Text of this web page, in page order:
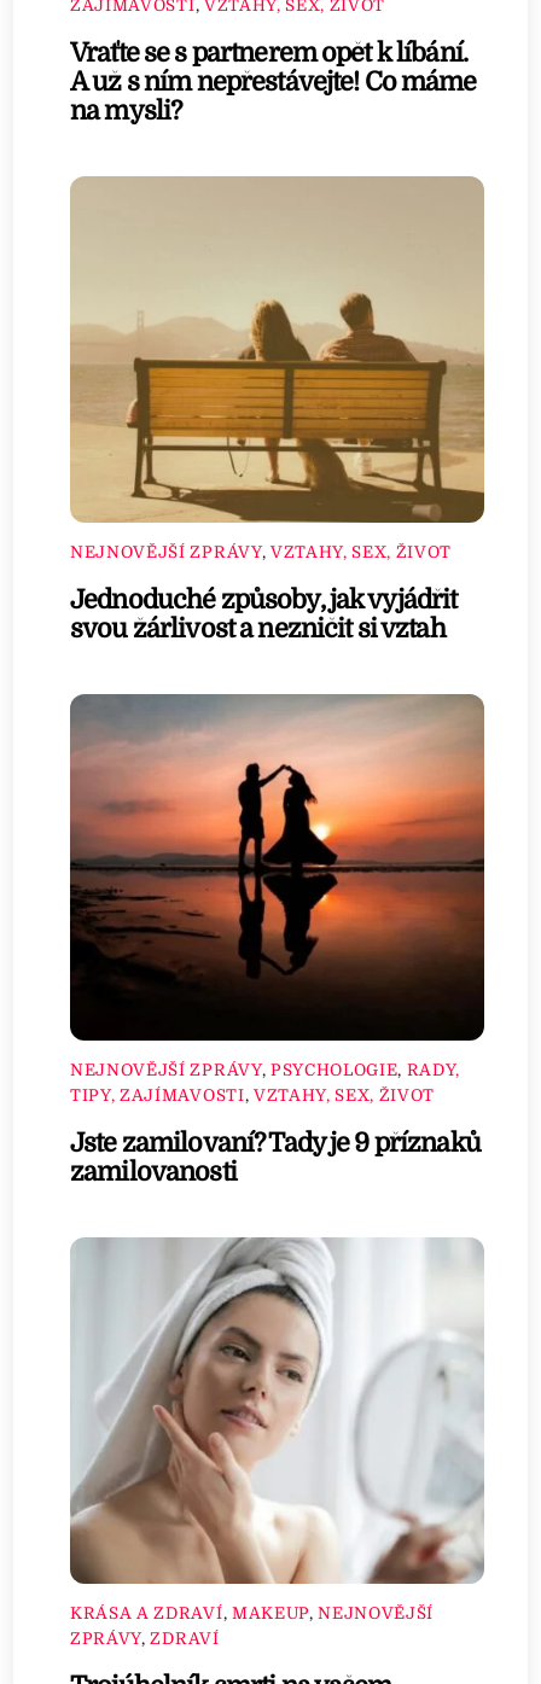
ZAJÍMAVOSTI, VZTAHY, SEX, ŽIVOT
Vraťte se s partnerem opět k líbání.
A už s ním nepřestávejte! Co máme
na mysli?
NEJNOVĚJŠÍ ZPRÁVY, VZTAHY, SEX, ŽIVOT
Jednoduché způsoby, jak vyjádřit
svou žárlivost a nezničit si vztah
NEJNOVĚJŠÍ ZPRÁVY, PSYCHOLOGIE, RADY,
TIPY, ZAJÍMAVOSTI, VZTAHY, SEX, ŽIVOT
Jste zamilovaní? Tady je 9 příznaků
zamilovanosti
KRÁSA A ZDRAVÍ, MAKEUP,NEJNOVĚJŠÍ
ZPRÁVY,ZDRAVÍ